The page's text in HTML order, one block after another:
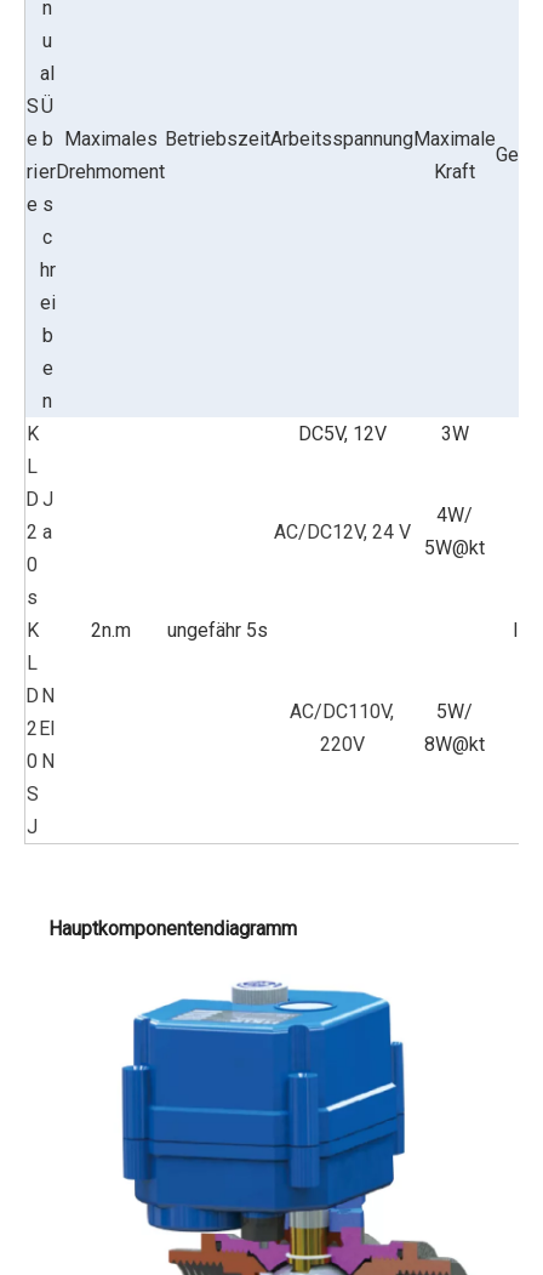
S
e
ri
e
n
u
al
Ü
b
er
s
c
hr
ei
b
e
n
Maximales
Drehmoment
BetriebszeitArbeitsspannungMaximale
Kraft
K
L
D
2
0
s
J
a
2n.m ungefähr 5s
DC5V, 12V 3W
AC/DC12V, 24 V
4W/
5W@kt
K
L
D
2
0
S
J
N
EI
N
AC/DC110V,
220V
5W/
8W@kt
Hauptkomponentendiagramm